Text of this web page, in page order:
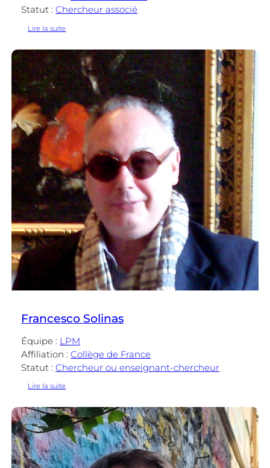
Statut :Chercheur associé
Lire la suite
Francesco Solinas
Équipe : LPM
Affiliation :Collège de France
Statut :Chercheur ou enseignant-chercheur
Lire la suite